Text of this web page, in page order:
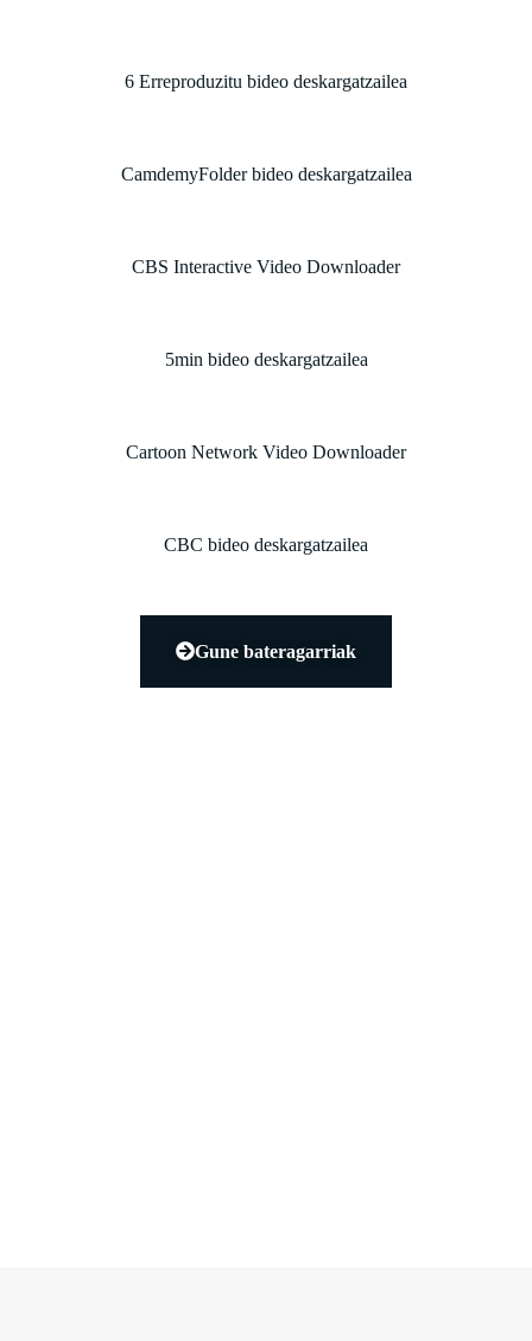
6 Erreproduzitu bideo deskargatzailea
CamdemyFolder bideo deskargatzailea
CBS Interactive Video Downloader
5min bideo deskargatzailea
Cartoon Network Video Downloader
CBC bideo deskargatzailea
Gune bateragarriak